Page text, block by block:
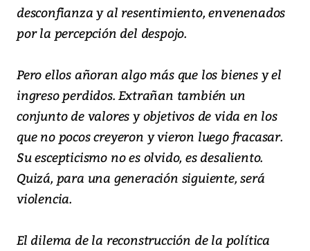
desconfianza y al resentimiento, envenenados
por la percepción del despojo.
Pero ellos añoran algo más que los bienes y el
ingreso perdidos. Extrañan también un
conjunto de valores y objetivos de vida en los
que no pocos creyeron y vieron luego fracasar.
Su escepticismo no es olvido, es desaliento.
Quizá, para una generación siguiente, será
violencia.
El dilema de la reconstrucción de la política